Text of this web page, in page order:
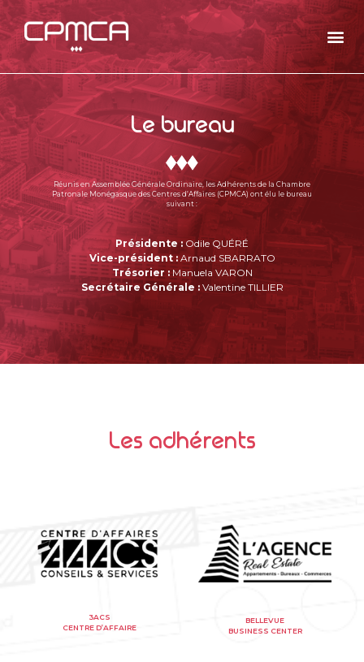
Le bureau
Réunis en Assemblée Générale Ordinaire, les Adhérents de la Chambre
Patronale Monégasque des Centres d’Affaires (CPMCA) ont élu le bureau
suivant :
Présidente :Odile QUÉRÉ
Vice-président :ArnaudSBARRATO
Trésorier :Manuela VARON
Secrétaire Générale :Valentine TILLIER
Les adhérents
3ACS
CENTRE D’AFFAIRE
BELLEVUE
BUSINESS CENTER